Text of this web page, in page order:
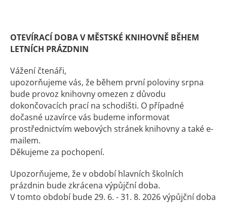
OTEVÍRACÍ DOBA V MĚSTSKÉ KNIHOVNĚ BĚHEM
LETNÍCH PRÁZDNIN
Vážení čtenáři,
upozorňujeme vás, že během první poloviny srpna
bude provoz knihovny omezen z důvodu
dokončovacích prací na schodišti. O případné
dočasné uzavírce vás budeme informovat
prostřednictvím webových stránek knihovny a také e-
mailem.
Děkujeme za pochopení.
Upozorňujeme, že v období hlavních školních
prázdnin bude zkrácena výpůjční doba.
V tomto období bude 29. 6. - 31. 8. 2026 výpůjční doba